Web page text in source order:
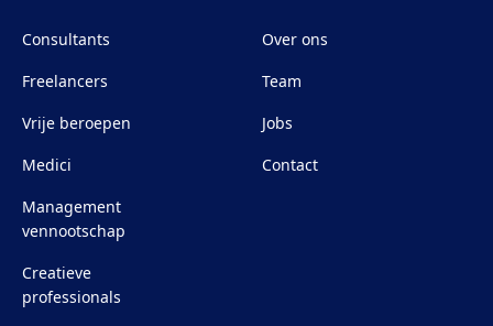
Consultants
Freelancers
Vrije beroepen
Medici
Management
vennootschap
Creatieve
professionals
Over ons
Team
Jobs
Contact